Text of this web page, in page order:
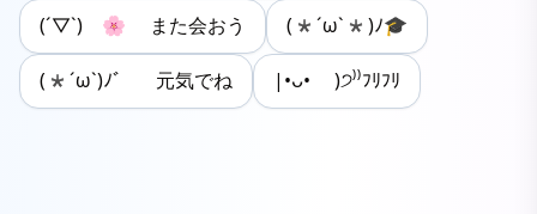
(´▽`)ゞ🌸 また会おう (*´ω`*)ﾉ🎓
(*´ω`)ﾉ゛ 元気でね |•ᴗ• )੭⁾⁾ﾌﾘﾌﾘ